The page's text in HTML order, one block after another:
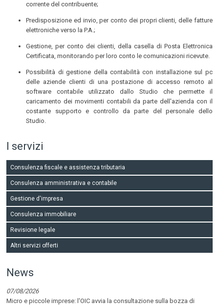
corrente del contribuente;
Predisposizione ed invio, per conto dei propri clienti, delle fatture
elettroniche verso la P.A.;
Gestione, per conto dei clienti, della casella di Posta Elettronica
Certificata, monitorando per loro conto le comunicazioni ricevute.
Possibilità di gestione della contabilità con installazione sul pc
delle aziende clienti di una postazione di accesso remoto al
software contabile utilizzato dallo Studio che permette il
caricamento dei movimenti contabili da parte dell'azienda con il
costante supporto e controllo da parte del personale dello
Studio.
I servizi
Consulenza fiscale e assistenza tributaria
Consulenza amministrativa e contabile
Gestione d'impresa
Consulenza immobiliare
Revisione legale
Altri servizi offerti
News
07/08/2026
Micro e piccole imprese: l'OIC avvia la consultazione sulla bozza di